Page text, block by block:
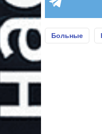
Больные